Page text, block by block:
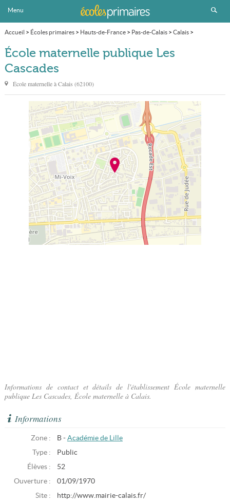
Menu
Accueil > Écoles primaires> Hauts-de-France> Pas-de-Calais> Calais>
École maternelle publique Les Cascades
École maternelle publique Les
Cascades
École maternelle àCalais (62100)
Informations de contact et détails de l'établissement École maternelle
publique Les Cascades, École maternelle à Calais.
Informations
Zone : B - Académie de Lille
Type :
Public
Élèves :
52
Ouverture :
01/09/1970
Site :
http://www.mairie-calais.fr/